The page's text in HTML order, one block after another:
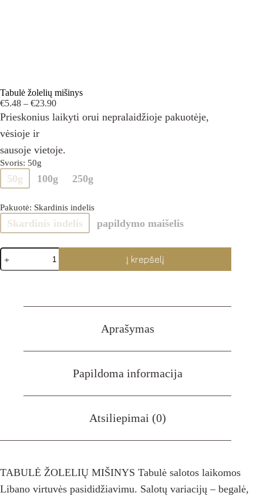
Tabulė žolelių mišinys
€5.48 – €23.90Price
range:
€5.48
€23.90
Prieskonius laikyti orui nepralaidžioje pakuotėje,
vėsioje ir
sausoje vietoje.
Svoris: 50g
50g 100g 250g
Pakuotė: Skardinis indelis
Skardinis indelis papildymo maišelis
produkto
kiekis:
Tabulė
Į krepšelį
Aprašymas
Papildoma informacija
Atsiliepimai (0)
TABULĖ ŽOLELIŲ MIŠINYS Tabulė salotos laikomos
Libano virtuvės pasididžiavimu. Salotų variacijų – begalė,